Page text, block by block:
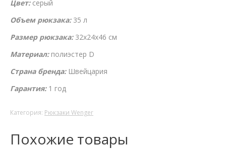
Цвет:серый
Объем рюкзака: 35 л
Размер рюкзака:32х24х46 см
Материал:полиэстер D
Страна бренда:Швейцария
Гарантия:1 год
Категория: Рюкзаки Wenger
Похожие товары